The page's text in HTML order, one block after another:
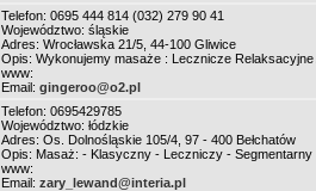
Telefon: 0695 444 814 (032) 279 90 41
Województwo: śląskie
Adres: Wrocławska 21/5, 44-100 Gliwice
Opis: Wykonujemy masaże : Lecznicze
www:
Email: gingeroo@o2.pl
Telefon: 0695429785
Województwo: łódzkie
Adres: Os. Dolnośląskie 105/4, 97 - 400 Bełchatów
Opis: Masaż: - Klasyczny - Leczniczy - Segmentarny
www:
Email: zary_lewand@interia.pl